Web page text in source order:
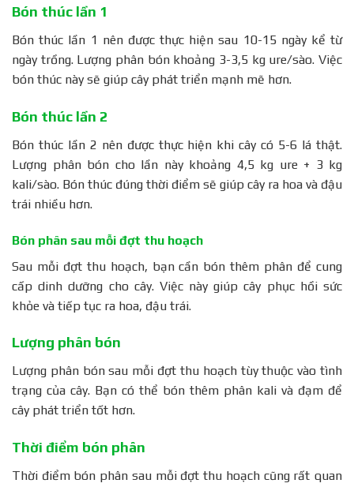
Bón thúc lần 1
Bón thúc lần 1 nên được thực hiện sau 10-15 ngày kể từ
ngày trồng. Lượng phân bón khoảng 3-3,5 kg ure/sào. Việc
bón thúc này sẽ giúp cây phát triển mạnh mẽ hơn.
Bón thúc lần 2
Bón thúc lần 2 nên được thực hiện khi cây có 5-6 lá thật.
Lượng phân bón cho lần này khoảng 4,5 kg ure + 3 kg
kali/sào. Bón thúc đúng thời điểm sẽ giúp cây ra hoa và đậu
trái nhiều hơn.
Bón phân sau mỗi đợt thu hoạch
Sau mỗi đợt thu hoạch, bạn cần bón thêm phân để cung
cấp dinh dưỡng cho cây. Việc này giúp cây phục hồi sức
khỏe và tiếp tục ra hoa, đậu trái.
Lượng phân bón
Lượng phân bón sau mỗi đợt thu hoạch tùy thuộc vào tình
trạng của cây. Bạn có thể bón thêm phân kali và đạm để
cây phát triển tốt hơn.
Thời điểm bón phân
Thời điểm bón phân sau mỗi đợt thu hoạch cũng rất quan